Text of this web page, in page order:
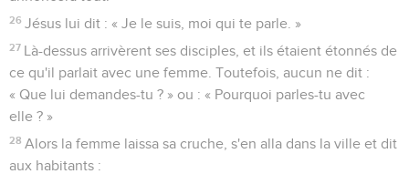
26 Jésus lui dit : « Je le suis, moi qui te parle. »
27 Là-dessus arrivèrent ses disciples, et ils étaient étonnés de
ce qu'il parlait avec une femme. Toutefois, aucun ne dit :
« Que lui demandes-tu ? » ou : « Pourquoi parles-tu avec
elle ? »
28 Alors la femme laissa sa cruche, s'en alla dans la ville et dit
aux habitants :